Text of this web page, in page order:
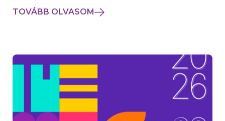
TOVÁBB OLVASOM